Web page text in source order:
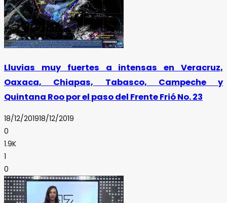
Lluvias muy fuertes a intensas en Veracruz,
Oaxaca, Chiapas, Tabasco, Campeche y
Quintana Roo por el paso del Frente Frió No. 23
18/12/201918/12/2019
0
1.9K
1
0